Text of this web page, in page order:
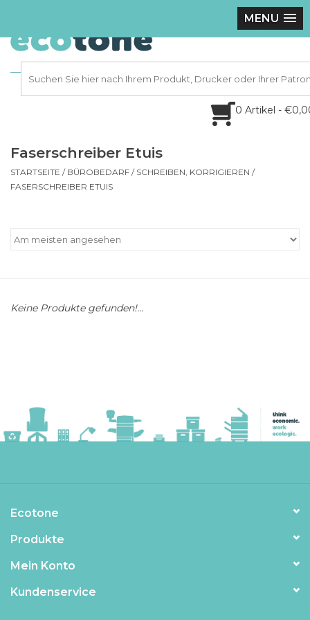
MENU
0 Artikel -
Faserschreiber Etuis
STARTSEITE / BÜROBEDARF / SCHREIBEN, KORRIGIEREN /
FASERSCHREIBER ETUIS
Keine Produkte gefunden!...
Ecotone
Produkte
Mein Konto
Kundenservice